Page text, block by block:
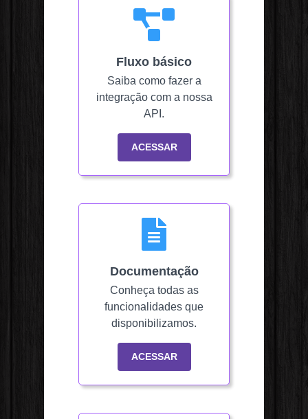
Fluxo básico
Saiba como fazer a
integração com a nossa
API.
ACESSAR
Documentação
Conheça todas as
funcionalidades que
disponibilizamos.
ACESSAR